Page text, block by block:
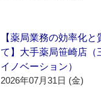
【薬局業務の効率化
て】大手薬局笹崎店（
イノベーション）
2026年07月31日 (金)